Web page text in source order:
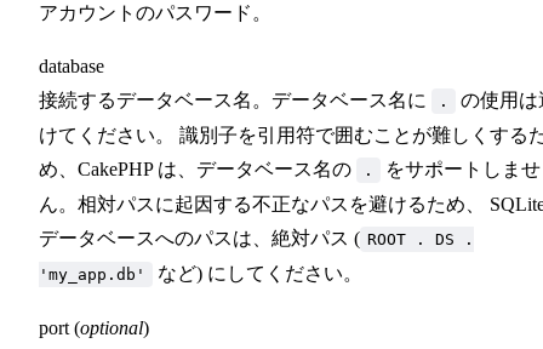
アカウントのパスワード。
database
接続するデータベース名。データベース名に
.
の使用は
けてください。 識別子を引用符で囲むことが難しくする
め、CakePHP は、データベース名の
.
をサポートしませ
ん。相対パスに起因する不正なパスを避けるため、
データベースへのパスは、絶対パス ( ROOT . DS .
'my_app.db'
など) にしてください。
port (optional)